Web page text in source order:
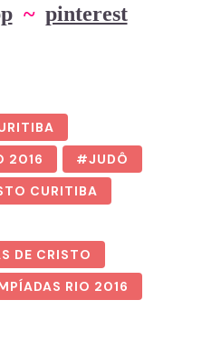
~ pinterest
2016
JUDÔ
CURITIBA
DE CRISTO
RIO 2016